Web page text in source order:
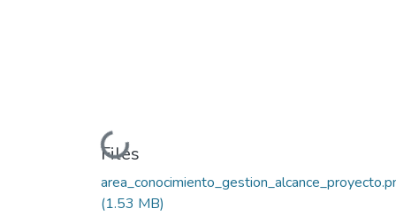
Loading...
Files
(1.53 MB)